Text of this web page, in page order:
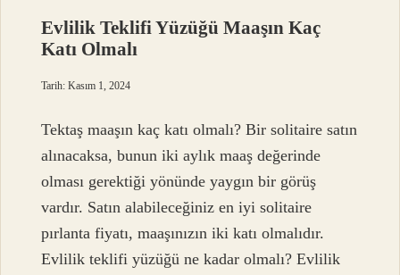
Evlilik Teklifi Yüzüğü Maaşın Kaç
Katı Olmalı
Tarih: Kasım 1, 2024
Tektaş maaşın kaç katı olmalı? Bir solitaire satın
alınacaksa, bunun iki aylık maaş değerinde
olması gerektiği yönünde yaygın bir görüş
vardır. Satın alabileceğiniz en iyi solitaire
pırlanta fiyatı, maaşınızın iki katı olmalıdır.
Evlilik teklifi yüzüğü ne kadar olmalı? Evlilik